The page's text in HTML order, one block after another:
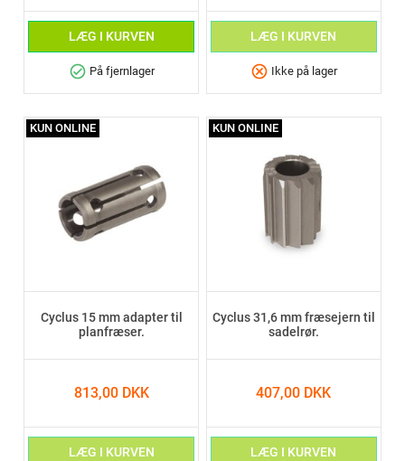
LÆG I KURVEN
check_circle På fjernlager
LÆG I KURVEN
cancel Ikke på lager
Cyclus 15 mm adapter til
planfræser.
813,00 DKK
LÆG I KURVEN
KUN ONLINE
Cyclus 31,6 mm fræsejern til
sadelrør.
407,00 DKK
LÆG I KURVEN
KUN ONLINE